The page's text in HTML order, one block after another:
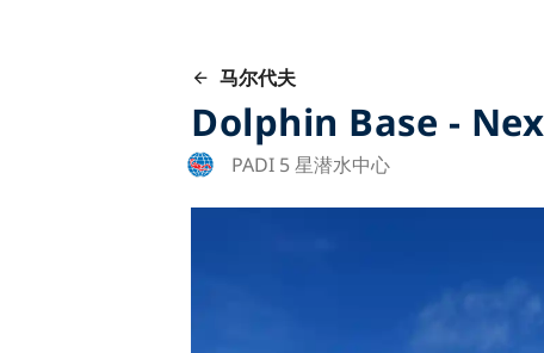
马尔代夫
Dolphin Base -
PADI 5 星潜水中心